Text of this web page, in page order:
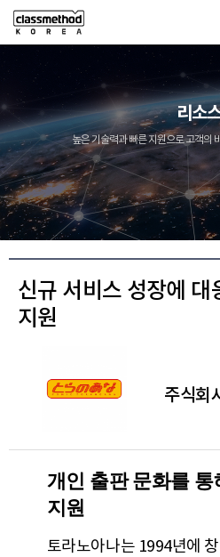
리소
높은 기술력과 빠른 지원으로 고객의
신규 서비스 성장에 대
지원
주식회
개인 출판 문화를 통
지원
토라노아나는 1994년에